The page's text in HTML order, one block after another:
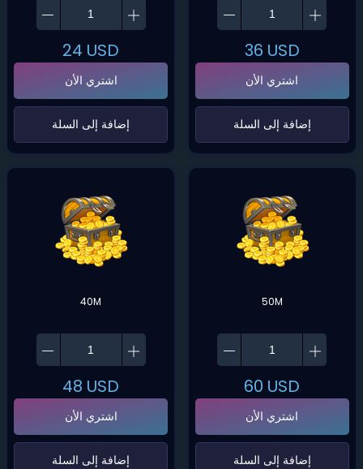
24 USD
اشتري الأن
‌إضافة إلى السلة‌
36 USD
اشتري الأن
‌إضافة إلى السلة‌
40M
48 USD
اشتري الأن
‌إضافة إلى السلة‌
50M
60 USD
اشتري الأن
‌إضافة إلى السلة‌